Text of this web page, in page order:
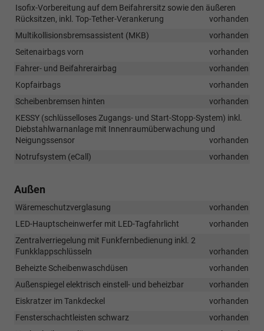
Isofix-Vorbereitung auf dem Beifahrersitz sowie den äußeren
Rücksitzen, inkl. Top-Tether-Verankerung
vorhanden
Multikollisionsbremsassistent (MKB)
vorhanden
Seitenairbags vorn
vorhanden
Fahrer- und Beifahrerairbag
vorhanden
Kopfairbags
vorhanden
Scheibenbremsen hinten
vorhanden
KESSY (schlüsselloses Zugangs- und Start-Stopp-System) inkl.
Diebstahlwarnanlage mit Innenraumüberwachung und
Neigungssensor
vorhanden
Notrufsystem (eCall)
vorhanden
Außen
Wäremeschutzverglasung
vorhanden
LED-Hauptscheinwerfer mit LED-Tagfahrlicht
vorhanden
Zentralverriegelung mit Funkfernbedienung inkl. 2
Funkklappschlüsseln
vorhanden
Beheizte Scheibenwaschdüsen
vorhanden
Außenspiegel elektrisch einstell- und beheizbar
vorhanden
Eiskratzer im Tankdeckel
vorhanden
Fensterschachtleisten schwarz
vorhanden